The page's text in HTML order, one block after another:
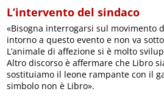
L’intervento del sindaco
«Bisogna interrogarsi sul movimento
intorno a questo evento e non va
L’animale di affezione si è molto
Altro discorso è affermare che Libro
sostituiamo il leone rampante con il
simbolo non è Libro».